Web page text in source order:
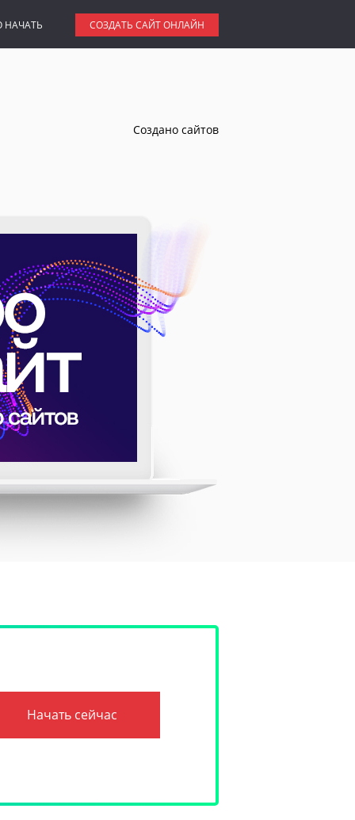
НАЧАТЬ СОЗДАТЬ САЙТ ОНЛАЙН
Создано сайтов
Начать сейчас